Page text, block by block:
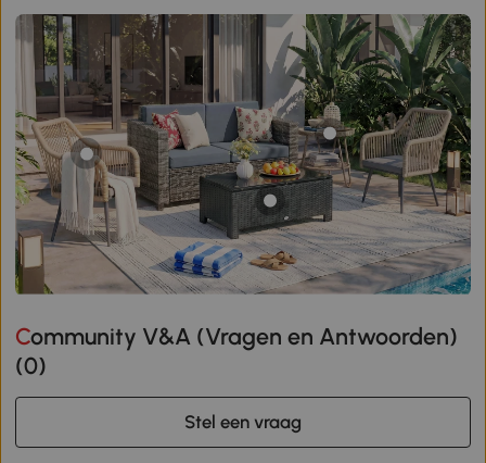
Community V&A (Vragen en Antwoorden)
(0)
Stel een vraag